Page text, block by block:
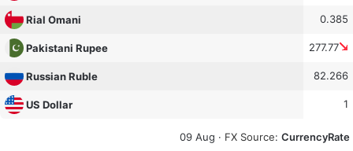
Rial Omani 0.385
Pakistani Rupee 277.77
Russian Ruble 82.266
US Dollar 1
09 Aug · FX Source: CurrencyRate